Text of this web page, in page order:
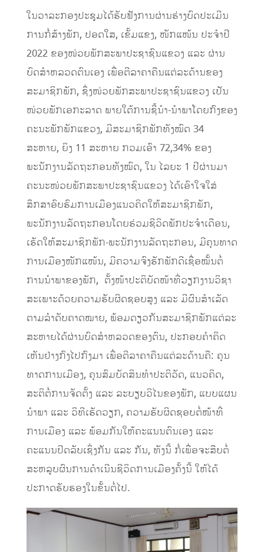
ໃນວາລະກອງປະຊຸມໄດ້ຮັບຟັງການຜ່ານຮ່າງບົດປະເມີນ
ການກໍ່ສ້າງພັກ, ປອດໃສ, ເຂັ້ມແຂງ, ໜັກແໜ້ນ ປະຈຳປີ
2022 ຂອງໜ່ວຍພັກສະພາປະຊາຊົນແຂວງ ແລະ ຜ່ານ
ບົດສຳຫລວດຕົນເອງ ເພື່ອຕີລາຄາຄືນແຕ່ລະດ້ານຂອງ
ສະມາຊິກພັກ, ຊຶ່ງໜ່ວຍພັກສະພາປະຊາຊົນແຂວງ ເປັນ
ໜ່ວຍພັກເອກະລາດ ພາຍໃຕ້ການຊີ້ນຳ-ນຳພາໂດຍກົງຂອງ
ຄະນະພັກພັກແຂວງ, ມີສະມາຊິກພັກທັງໝົດ 34
ສະຫາຍ, ຍິງ 11 ສະຫາຍ ກວມເອົາ 72,34% ຂອງ
ພະນັກງານລັດຖະກອນທັງໝົດ, ໃນ ໄລຍະ 1 ປີຜ່ານມາ
ຄະນະໜ່ວຍພັກສະພາປະຊາຊົນແຂວງ ໄດ້ເອົາໃຈໃສ່
ສຶກສາອົບຮົມການເມືອງແນວຄິດໃຫ້ສະມາຊິກພັກ,
ພະນັກງານລັດຖະກອນໂດຍຮ່ວມຊີວິດພັກປະຈຳເດືອນ,
ເຮັດໃຫ້ສະມາຊິກພັກ-ພະນັກງານລັດຖະກອນ, ມີຄຸນທາດ
ການເມືອງໜັກແໜ້ນ, ມີຄວາມຈົງຮັກພັກດີເຊື່ອໝັ້ນຕໍ່
ການນຳພາຂອງພັກ, ຕັ້ງໜ້າປະຕິບັດໜ້າທີ່ວຽກງານວິຊາ
ສະເພາະດ້ວຍຄວາມຮັບຜິດຊອບສູງ ແລະ ມີຜົນສຳເລັດ
ຕາມລຳດັບຄາດໝາຍ, ພ້ອມດຽວກັນສະມາຊິກພັກແຕ່ລະ
ສະຫາຍໄດ້ຜ່ານບົດສຳຫລວດຂອງຕົນ, ປະກອບຄຳຄິດ
ເຫັນຢ່າງກົງໄປກົງມາ ເພື່ອຕີລາຄາຄືນແຕ່ລະດ້ານຄື: ຄຸນ
ທາດການເມືອງ, ຄຸນສົມບັດສິນທຳປະຕິວັດ, ແນວຄິດ,
ສະຕິຕໍ່ການຈັດຕັ້ງ ແລະ ລະບຽບວິໄນຂອງພັກ, ແບບແຜນ
ນຳພາ ແລະ ວິທີເຮັດວຽກ, ຄວາມຮັບຜິດຊອບຕໍ່ໜ້າທີ່
ການເມືອງ ແລະ ພ້ອມກັນໃຫ້ຄະແນນຕົນເອງ ແລະ
ຄະແນນປິດລັບເຊິ່ງກັນ ແລະ ກັນ, ທັງນີ້ ກໍ່ເພື່ອຈະສືບຕໍ່
ສະຫລູບຜົນການດຳເນີນຊີວິດການເມືອງຄັ້ງນີ້ ໃຫ້ໄດ້
ປະກາດຮັບຮອງໃນຂັ້ນຕໍ່ໄປ.